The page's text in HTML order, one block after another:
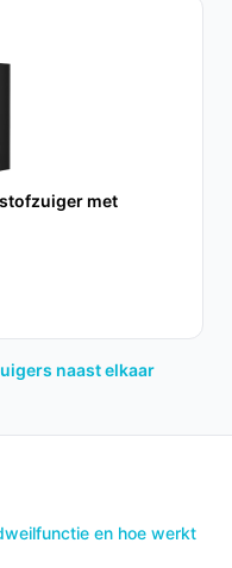
met
naast elkaar
en hoe werkt